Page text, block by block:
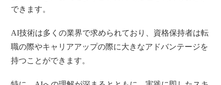
できます。
AI技術は多くの業界で求められており、資格保持者は転
職の際やキャリアアップの際に大きなアドバンテージを
持つことができます。